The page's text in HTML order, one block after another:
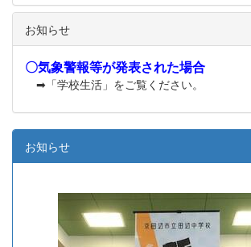
お知らせ
〇気象警報等が発表された場合
➡「学校生活」をご覧ください。
お知らせ